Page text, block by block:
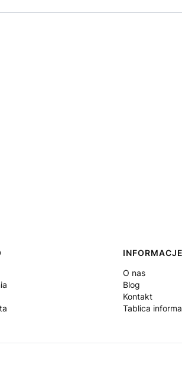
INFORMACJE
O nas
Blog
Kontakt
Tablica